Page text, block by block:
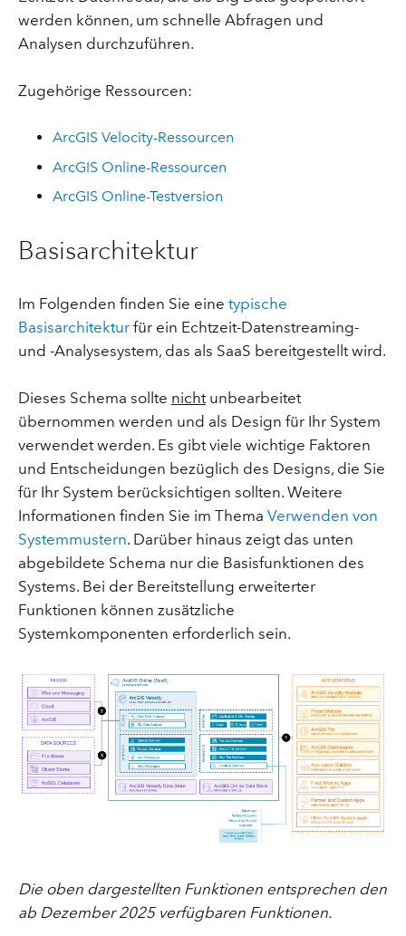
werden können, um schnelle Abfragen und
Analysen durchzuführen.
Zugehörige Ressourcen:
ArcGIS Velocity-Ressourcen
ArcGIS Online-Ressourcen
ArcGIS Online-Testversion
Basisarchitektur
Im Folgenden finden Sie eine typische
Basisarchitekturfür ein Echtzeit-Datenstreaming-
und -Analysesystem, das als SaaS bereitgestellt wird.
Dieses Schema sollte nichtunbearbeitet
übernommen werden und als Design für Ihr System
verwendet werden. Es gibt viele wichtige Faktoren
und Entscheidungen bezüglich des Designs, die Sie
für Ihr System berücksichtigen sollten. Weitere
Informationen finden Sie im Thema Verwenden von
Systemmustern. Darüber hinaus zeigt das unten
abgebildete Schema nur die Basisfunktionen des
Systems. Bei der Bereitstellung erweiterter
Funktionen können zusätzliche
Systemkomponenten erforderlich sein.
Die oben dargestellten Funktionen entsprechen den
ab Dezember 2025 verfügbaren Funktionen.